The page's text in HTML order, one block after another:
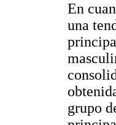
En
una
grupo